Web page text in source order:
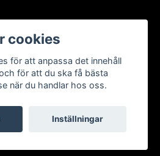
cookies
för att anpassa det innehåll
för att du ska få bästa
när du handlar hos oss.
Inställningar